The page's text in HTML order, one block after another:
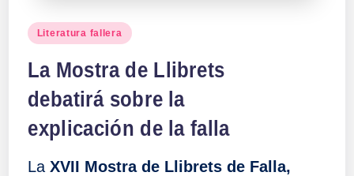
Publicado
Literatura fallera
La Mostra de Llibrets
debatirá sobre la
explicación de la falla
La XVII Mostra de Llibrets de Falla,